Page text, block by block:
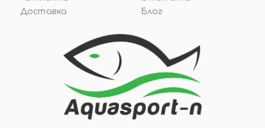
Доставка
Блог